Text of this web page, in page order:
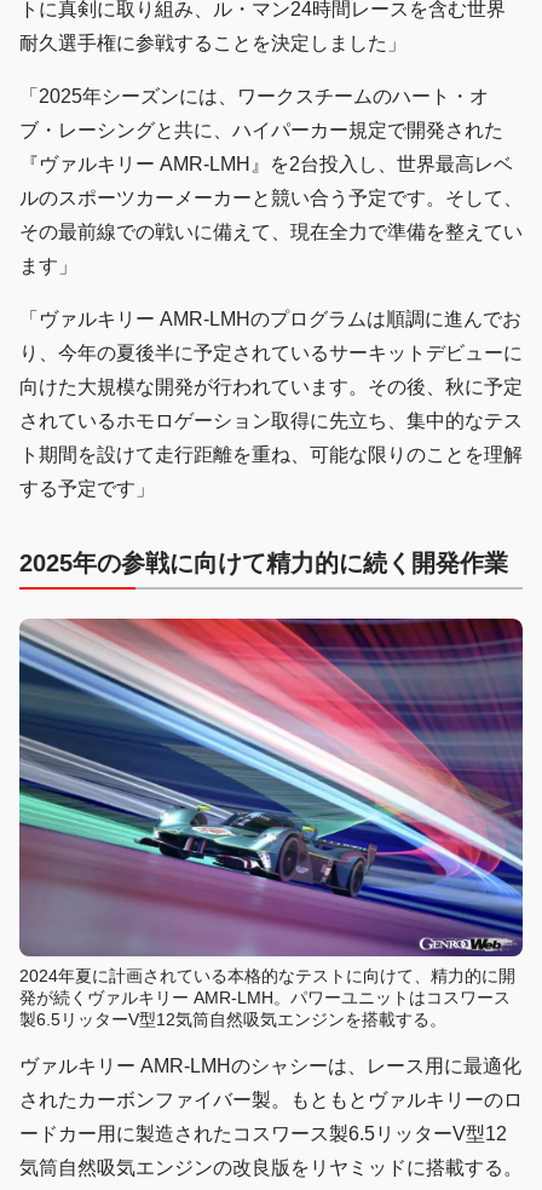
トに真剣に取り組み、ル・マン24時間レースを含む世界
耐久選手権に参戦することを決定しました」
「2025年シーズンには、ワークスチームのハート・オ
ブ・レーシングと共に、ハイパーカー規定で開発された
『ヴァルキリー AMR-LMH』を2台投入し、世界最高レベ
ルのスポーツカーメーカーと競い合う予定です。そして、
その最前線での戦いに備えて、現在全力で準備を整えてい
ます」
「ヴァルキリー AMR-LMHのプログラムは順調に進んでお
り、今年の夏後半に予定されているサーキットデビューに
向けた大規模な開発が行われています。その後、秋に予定
されているホモロゲーション取得に先立ち、集中的なテス
ト期間を設けて走行距離を重ね、可能な限りのことを理解
する予定です」
2025年の参戦に向けて精力的に続く開発作業
2024年夏に計画されている本格的なテストに向けて、精力的に開
発が続くヴァルキリー AMR-LMH。パワーユニットはコスワース
製6.5リッターV型12気筒自然吸気エンジンを搭載する。
ヴァルキリー AMR-LMHのシャシーは、レース用に最適化
されたカーボンファイバー製。もともとヴァルキリーのロ
ードカー用に製造されたコスワース製6.5リッターV型12
気筒自然吸気エンジンの改良版をリヤミッドに搭載する。